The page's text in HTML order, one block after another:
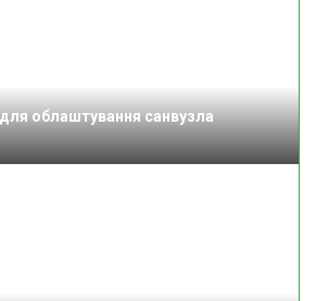
облаштування санвузла